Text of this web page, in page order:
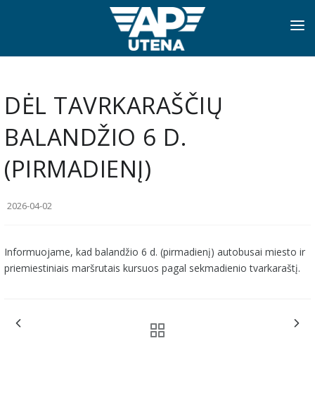
PRADINIS
INFORMACIJA
TVARKARAŠČIAI
NAUJIENOS
PASLAUGOS
DĖL TAVRKARAŠČIŲ
BALANDŽIO 6 D.
(PIRMADIENĮ)
2026-04-02
Informuojame, kad balandžio 6 d. (pirmadienį) autobusai miesto ir
priemiestiniais maršrutais kursuos pagal sekmadienio tvarkaraštį.